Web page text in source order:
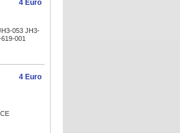
4 Euro
053 JH3-
001
4 Euro